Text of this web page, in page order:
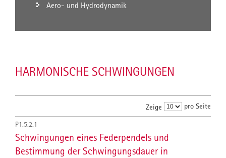
Aero- und Hydrodynamik
HARMONISCHE SCHWINGUNGEN
Zeige pro Seite
P1.5.2.1
Schwingungen eines Federpendels und
Bestimmung der Schwingungsdauer in